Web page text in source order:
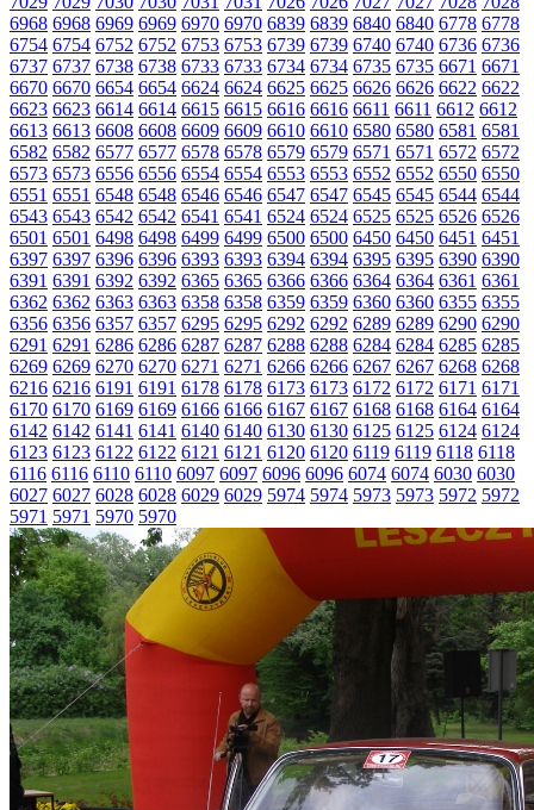
6968 6968 6969 6969 6970 6970 6839 6839 6840 6840 6778 6778
6754 6754 6752 6752 6753 6753 6739 6739 6740 6740 6736 6736
6737 6737 6738 6738 6733 6733 6734 6734 6735 6735 6671 6671
6670 6670 6654 6654 6624 6624 6625 6625 6626 6626 6622 6622
6623 6623 6614 6614 6615 6615 6616 6616 6611 6611 6612 6612
6613 6613 6608 6608 6609 6609 6610 6610 6580 6580 6581 6581
6582 6582 6577 6577 6578 6578 6579 6579 6571 6571 6572 6572
6573 6573 6556 6556 6554 6554 6553 6553 6552 6552 6550 6550
6551 6551 6548 6548 6546 6546 6547 6547 6545 6545 6544 6544
6543 6543 6542 6542 6541 6541 6524 6524 6525 6525 6526 6526
6501 6501 6498 6498 6499 6499 6500 6500 6450 6450 6451 6451
6397 6397 6396 6396 6393 6393 6394 6394 6395 6395 6390 6390
6391 6391 6392 6392 6365 6365 6366 6366 6364 6364 6361 6361
6362 6362 6363 6363 6358 6358 6359 6359 6360 6360 6355 6355
6356 6356 6357 6357 6295 6295 6292 6292 6289 6289 6290 6290
6291 6291 6286 6286 6287 6287 6288 6288 6284 6284 6285 6285
6269 6269 6270 6270 6271 6271 6266 6266 6267 6267 6268 6268
6216 6216 6191 6191 6178 6178 6173 6173 6172 6172 6171 6171
6170 6170 6169 6169 6166 6166 6167 6167 6168 6168 6164 6164
6142 6142 6141 6141 6140 6140 6130 6130 6125 6125 6124 6124
6123 6123 6122 6122 6121 6121 6120 6120 6119 6119 6118 6118
6116 6116 6110 6110 6097 6097 6096 6096 6074 6074 6030 6030
6027 6027 6028 6028 6029 6029 5974 5974 5973 5973 5972 5972
5971 5971 5970 5970